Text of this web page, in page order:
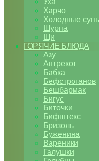
Уха
Харчо
Холодные
Шурпа
Щи
ГОРЯЧИЕ БЛЮДА
Азу
Антрекот
Бабка
Бефстроганов
Бешбармак
Бигус
Биточки
Бифштекс
Бризоль
Буженина
Вареники
Галушки